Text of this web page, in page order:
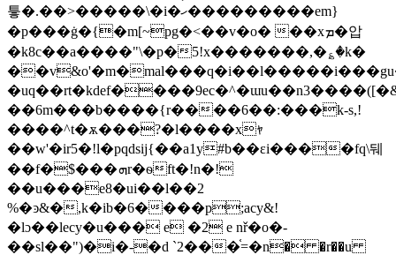
틓�.��>�����\�i�ހ���������em}
�p���ġ�{�m[~pg�<��v�o� ��xܡ�압
�k8c��a����"\�p�5!x�������,�؏�k�
��6m���b����{r����6��:���k-s,!
����^t�ѫ���?�l����xｬ
��w'�ir5�!l�pԛԁsij{��a1y#b��εi����fq\뒈
��f�$���ܗr�ѳft�!n�!
��u���e8�ui��l��2
%�ͽ&�,k�ib�6����p;acy&!
�lɔ��lecy�u��� e �2 e nř�o�-
��sl��")�i�-�d `2���֫=�n� �r��u